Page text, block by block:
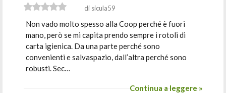
di sicula59
Non vado molto spesso alla Coop perché è fuori
mano, però se mi capita prendo sempre i rotoli di
carta igienica. Da una parte perché sono
convenienti e salvaspazio, dall’altra perché sono
robusti. Sec…
Continua a leggere »